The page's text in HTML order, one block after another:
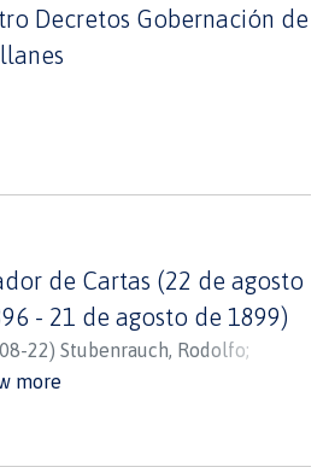
Decretos Gobernación de
de Cartas (22 de agosto
- 21 de agosto de 1899)
22) Stubenrauch, Rodolfo;
y Cía.
more